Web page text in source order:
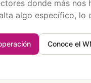
donde más nos
algo específico, lo
Conoce el